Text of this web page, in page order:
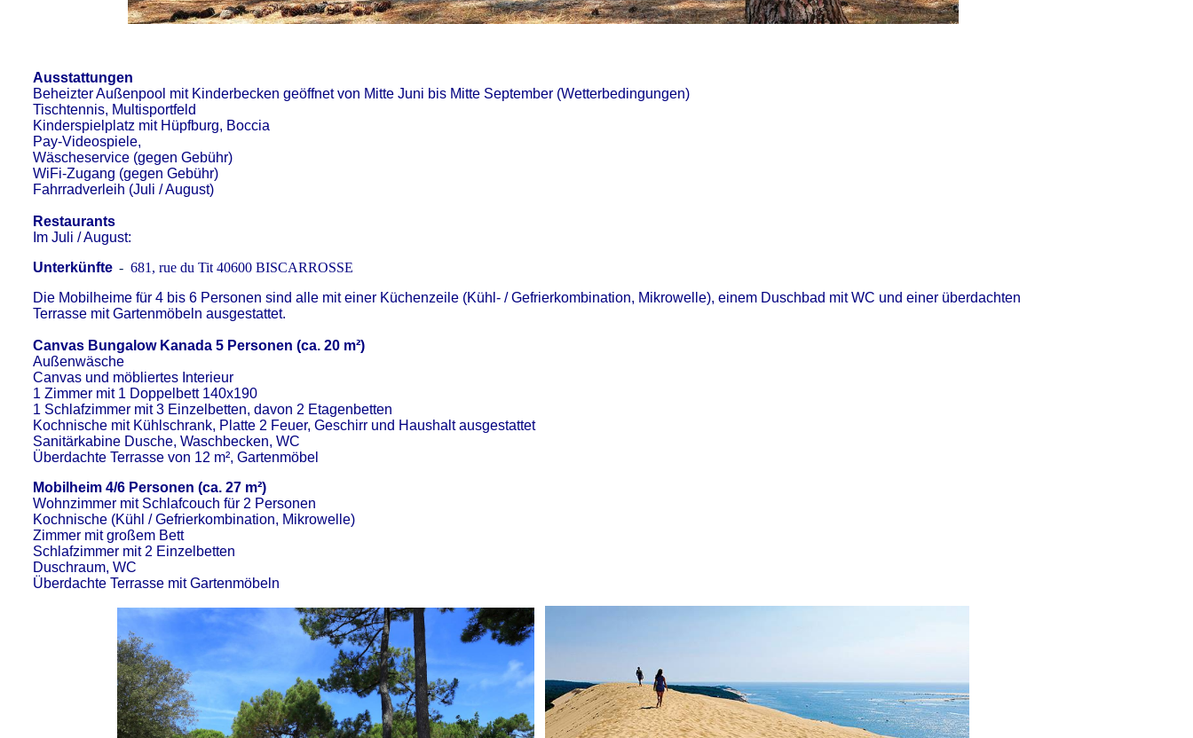
Ausstattungen
Beheizter Außenpool mit Kinderbecken geöffnet von Mitte Juni bis Mitte September (Wetterbedingungen)
Tischtennis, Multisportfeld
Kinderspielplatz mit Hüpfburg, Boccia
Pay-Videospiele,
Wäscheservice (gegen Gebühr)
WiFi-Zugang (gegen Gebühr)
Fahrradverleih (Juli / August)
Restaurants
Im Juli / August:
Unterkünfte - 681, rue du Tit 40600 BISCARROSSE
Die Mobilheime für 4 bis 6 Personen sind alle mit einer Küchenzeile (Kühl- / Gefrierkombination, Mikrowelle), einem Duschbad mit WC und einer überdachten
Terrasse mit Gartenmöbeln ausgestattet.
Canvas Bungalow Kanada 5 Personen (ca. 20 m²)
Außenwäsche
Canvas und möbliertes Interieur
1 Zimmer mit 1 Doppelbett 140x190
1 Schlafzimmer mit 3 Einzelbetten, davon 2 Etagenbetten
Kochnische mit Kühlschrank, Platte 2 Feuer, Geschirr und Haushalt ausgestattet
Sanitärkabine Dusche, Waschbecken, WC
Überdachte Terrasse von 12 m², Gartenmöbel
Mobilheim 4/6 Personen (ca. 27 m²)
Wohnzimmer mit Schlafcouch für 2 Personen
Kochnische (Kühl / Gefrierkombination, Mikrowelle)
Zimmer mit großem Bett
Schlafzimmer mit 2 Einzelbetten
Duschraum, WC
Überdachte Terrasse mit Gartenmöbeln